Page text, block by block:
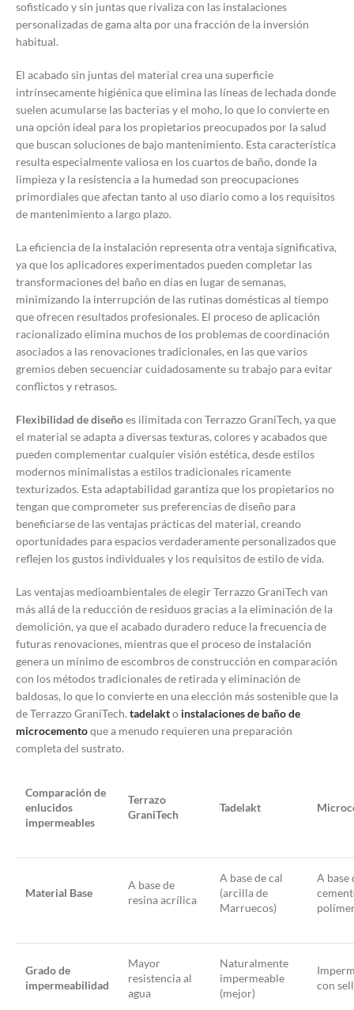
sofisticado y sin juntas que rivaliza con las instalaciones
personalizadas de gama alta por una fracción de la inversión
habitual.
El acabado sin juntas del material crea una superficie
intrínsecamente higiénica que elimina las líneas de lechada donde
suelen acumularse las bacterias y el moho, lo que lo convierte en
una opción ideal para los propietarios preocupados por la salud
que buscan soluciones de bajo mantenimiento. Esta característica
resulta especialmente valiosa en los cuartos de baño, donde la
limpieza y la resistencia a la humedad son preocupaciones
primordiales que afectan tanto al uso diario como a los requisitos
de mantenimiento a largo plazo.
La eficiencia de la instalación representa otra ventaja significativa,
ya que los aplicadores experimentados pueden completar las
transformaciones del baño en días en lugar de semanas,
minimizando la interrupción de las rutinas domésticas al tiempo
que ofrecen resultados profesionales. El proceso de aplicación
racionalizado elimina muchos de los problemas de coordinación
asociados a las renovaciones tradicionales, en las que varios
gremios deben secuenciar cuidadosamente su trabajo para evitar
conflictos y retrasos.
Flexibilidad de diseñoes ilimitada con Terrazzo GraniTech, ya que
el material se adapta a diversas texturas, colores y acabados que
pueden complementar cualquier visión estética, desde estilos
modernos minimalistas a estilos tradicionales ricamente
texturizados. Esta adaptabilidad garantiza que los propietarios no
tengan que comprometer sus preferencias de diseño para
beneficiarse de las ventajas prácticas del material, creando
oportunidades para espacios verdaderamente personalizados que
reflejen los gustos individuales y los requisitos de estilo de vida.
Las ventajas medioambientales de elegir Terrazzo GraniTech van
más allá de la reducción de residuos gracias a la eliminación de la
demolición, ya que el acabado duradero reduce la frecuencia de
futuras renovaciones, mientras que el proceso de instalación
genera un mínimo de escombros de construcción en comparación
con los métodos tradicionales de retirada y eliminación de
baldosas, lo que lo convierte en una elección más sostenible que la
de Terrazzo GraniTech. tadelakto instalaciones de baño de
microcementoque a menudo requieren una preparación
completa del sustrato.
Comparación de
enlucidos
impermeables
Terrazo
GraniTech
Tadelakt
Material Base
A base de
resina acrílica
A base de cal
(arcilla de
Marruecos)
A base
Grado de
impermeabilidad
Mayor
resistencia al
agua
Naturalmente
impermeable
(mejor)
con